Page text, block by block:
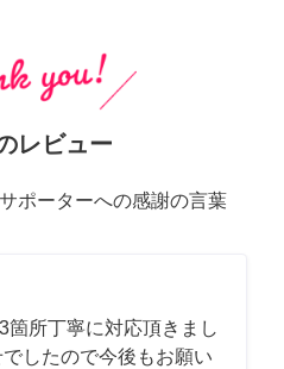
レビュー
ポーターへの感謝の言葉
箇所丁寧に対応頂きまし
したので今後もお願い